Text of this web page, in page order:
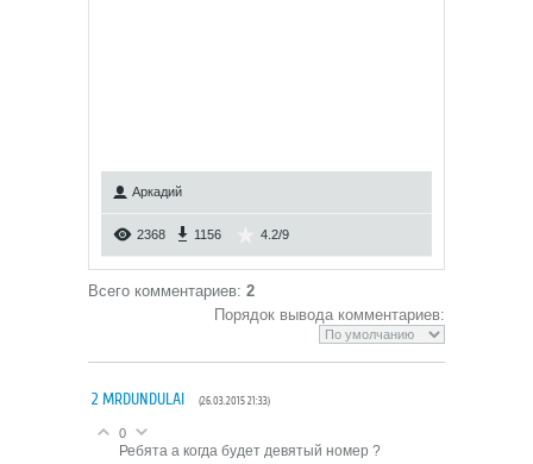
Аркадий
2368 1156 4.2/9
Всего комментариев: 2
Порядок вывода комментариев:
2 MRDUNDULAI (26.03.2015 21:33)
0
Ребята а когда будет девятый номер ?